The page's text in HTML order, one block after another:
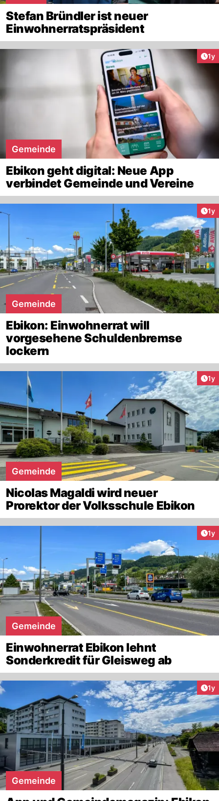
Stefan Bründler ist neuer
Einwohnerratspräsident
1y
Gemeinde
Ebikon geht digital: Neue App
verbindet Gemeinde und Vereine
1y
Gemeinde
Ebikon: Einwohnerrat will
vorgesehene Schuldenbremse
lockern
1y
Gemeinde
Nicolas Magaldi wird neuer
Prorektor der Volksschule Ebikon
1y
Gemeinde
Einwohnerrat Ebikon lehnt
Sonderkredit für Gleisweg ab
1y
Gemeinde